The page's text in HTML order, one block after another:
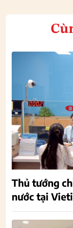
Thủ tướng
nước tại